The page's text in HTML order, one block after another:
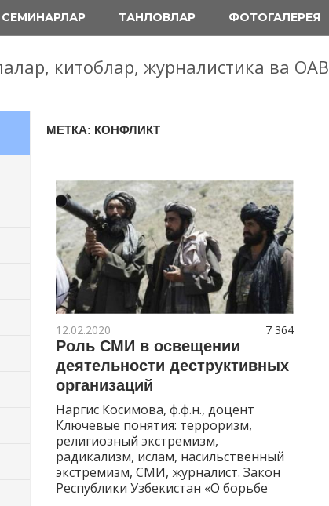
СЕМИНАРЛАР ТАНЛОВЛАР ФОТОГАЛЕРЕЯ
китоблар, журналистика ва ОАВ
МЕТКА: КОНФЛИКТ
7 364
12.02.2020
Роль СМИ в освещении
деятельности деструктивных
организаций
Наргис Косимова, ф.ф.н., доцент
Ключевые понятия: терроризм,
религиозный экстремизм,
радикализм, ислам, насильственный
экстремизм, СМИ, журналист. Закон
Республики Узбекистан «О борьбе